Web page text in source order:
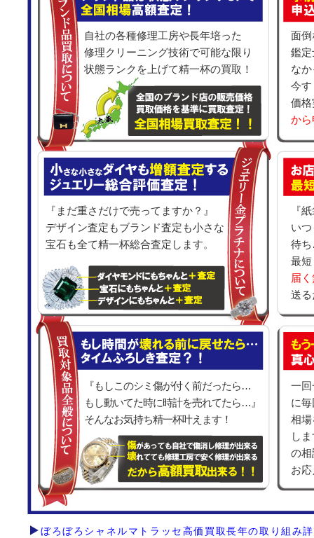
自社の各種修理工房や長年培った
修理クリーニング技術で可能な限り
状態ランクを上げて精一杯の買取！
面
鑑
な
今
価
か
『まだ重さだけで売ってますか？』
デザイン査定もブランド査定も小さな
宝石も全て精一杯総合査定します。
『
い
待
最
届
送
『もしこのシミ傷が付く前だったら…
もし動いてた時に時計を売れてたら…』
そんなお気持ち精一杯叶えます！
一
に
相
し
の
お
ぼろぼろシャネルマトラッセ高価買取長年の取り組み